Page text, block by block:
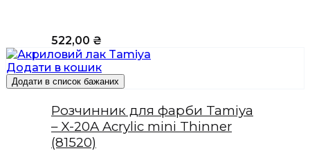
522,00 ₴
Додати в кошик
Додати в список бажаних
Розчинник для фарби Tamiya
– X-20A Acrylic mini Thinner
(81520)